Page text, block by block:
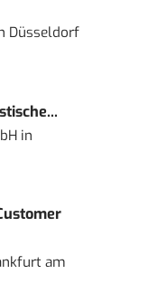
Düsseldorf
in
am